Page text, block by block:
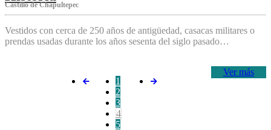
Castillo de Chapultepec
Vestidos con cerca de 250 años de antigüedad, casacas militares o
prendas usadas durante los años sesenta del siglo pasado…
Ver más
1
2
3
4
5